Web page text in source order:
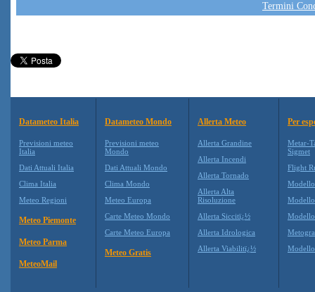
Termini
Datameteo Italia
Previsioni meteo
Italia
Dati Attuali Italia
Clima Italia
Meteo Regioni
Meteo Piemonte
Meteo Parma
MeteoMail
Datameteo Mondo
Previsioni meteo
Mondo
Dati Attuali Mondo
Clima Mondo
Meteo Europa
Carte Meteo Mondo
Carte Meteo Europa
Meteo Gratis
Allerta Meteo
Allerta Grandine
Allerta Incendi
Allerta Tornado
Allerta Alta
Risoluzione
Allerta Siccitï¿½
Allerta Idrologica
Allerta Viabilitï¿½
Per
Metar-
Sigmet
Flight
Modello